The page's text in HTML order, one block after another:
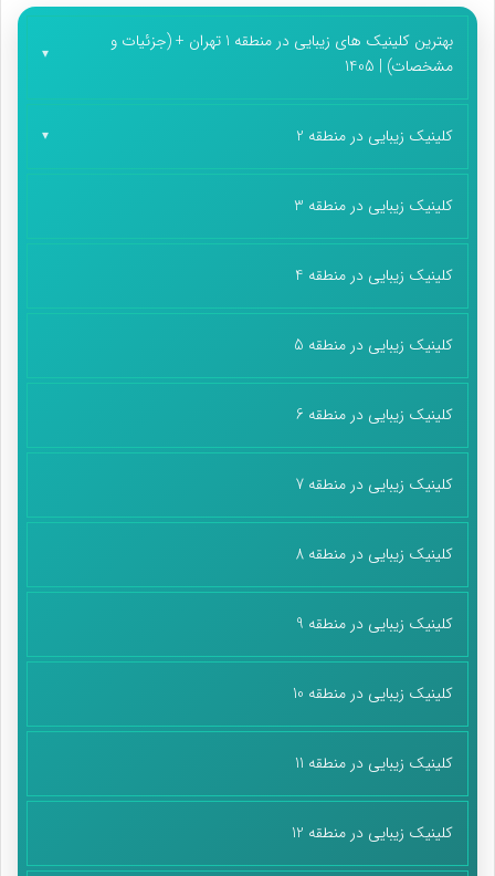
بهترین کلینیک های زیبایی در منطقه 1 تهران + (جزئیات و
مشخصات) | 1405
کلینیک زیبایی در منطقه 2
کلینیک زیبایی در منطقه 3
کلینیک زیبایی در منطقه 4
کلینیک زیبایی در منطقه 5
کلینیک زیبایی در منطقه 6
کلینیک زیبایی در منطقه 7
کلینیک زیبایی در منطقه 8
کلینیک زیبایی در منطقه 9
کلینیک زیبایی در منطقه 10
کلینیک زیبایی در منطقه 11
کلینیک زیبایی در منطقه 12